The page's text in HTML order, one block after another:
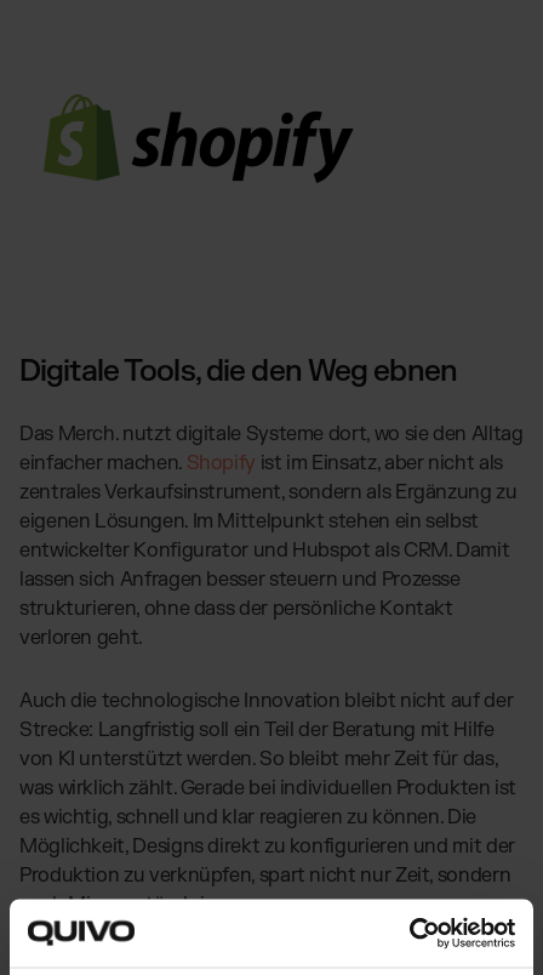
Digitale Tools, die den Weg ebnen
Das Merch. nutzt digitale Systeme dort, wo sie den Alltag
einfacher machen. Shopify ist im Einsatz, aber nicht als
zentrales Verkaufsinstrument, sondern als Ergänzung zu
eigenen Lösungen. Im Mittelpunkt stehen ein selbst
entwickelter Konfigurator und Hubspot als CRM. Damit
lassen sich Anfragen besser steuern und Prozesse
strukturieren, ohne dass der persönliche Kontakt
verloren geht.
Auch die technologische Innovation bleibt nicht auf der
Strecke: Langfristig soll ein Teil der Beratung mit Hilfe
von KI unterstützt werden. So bleibt mehr Zeit für das,
was wirklich zählt. Gerade bei individuellen Produkten ist
es wichtig, schnell und klar reagieren zu können. Die
Möglichkeit, Designs direkt zu konfigurieren und mit der
Produktion zu verknüpfen, spart nicht nur Zeit, sondern
auch Missverständnisse.